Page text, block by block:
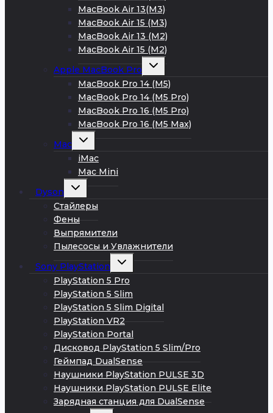
MacBook Air 13(M3)
MacBook Air 15 (M3)
MacBook Air 13 (M2)
MacBook Air 15 (M2)
Apple MacBook Pro
Развернуть
меню
MacBook Pro 14 (M5)
MacBook Pro 14 (M5 Pro)
MacBook Pro 16 (M5 Pro)
MacBook Pro 16 (M5 Max)
Mac
Развернуть
меню
iMac
Mac Mini
Dyson
Развернуть
меню
Стайлеры
Фены
Выпрямители
Пылесосы и Увлажнители
Sony PlayStation
Развернуть
меню
PlayStation 5 Pro
PlayStation 5 Slim
PlayStation 5 Slim Digital
PlayStation VR2
PlayStation Portal
Дисковод PlayStation 5 Slim/Pro
Геймпад DualSense
Наушники PlayStation PULSE 3D
Наушники PlayStation PULSE Elite
Зарядная станция для DualSense